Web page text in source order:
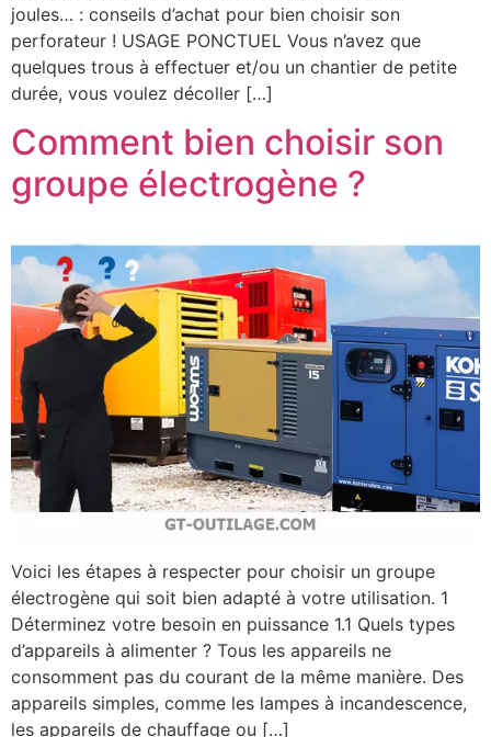
joules… : conseils d’achat pour bien choisir son
perforateur ! USAGE PONCTUEL Vous n’avez que
quelques trous à effectuer et/ou un chantier de petite
durée, vous voulez décoller […]
Comment bien choisir son
groupe électrogène ?
Voici les étapes à respecter pour choisir un groupe
électrogène qui soit bien adapté à votre utilisation. 1
Déterminez votre besoin en puissance 1.1 Quels types
d’appareils à alimenter ? Tous les appareils ne
consomment pas du courant de la même manière. Des
appareils simples, comme les lampes à incandescence,
les appareils de chauffage ou […]